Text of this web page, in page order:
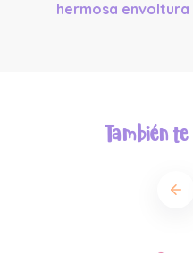
hermosa
También